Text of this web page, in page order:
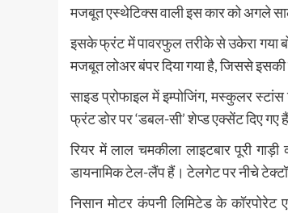
मजबूत एस्थेटिक्स वाली इस कार को अगले
इसके फ्रंट में पावरफुल तरीके से उकेरा गया
मजबूत लोअर बंपर दिया गया है, जिससे इसकी
साइड प्रोफाइल में इम्पोजिंग, मस्कुलर
फ्रंट डोर पर ‘डबल-सी’ शेप्ड एक्सेंट दिए गए
रियर में लाल चमकीला लाइटबार पूरी
डायनामिक टेल-लैंप हैं। टेलगेट पर नीचे
निसान मोटर कंपनी लिमिटेड के